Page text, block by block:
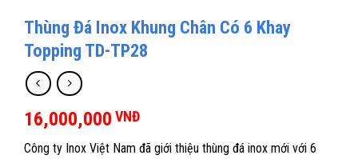
Thùng Đá Inox Khung Chân Có 6 Khay
Topping TD-TP28
16,000,000 VNĐ
Công ty Inox Việt Nam đã giới thiệu thùng đá inox mới với 6